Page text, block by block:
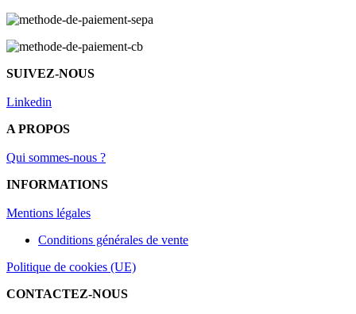
SUIVEZ-NOUS
Linkedin
A PROPOS
Qui sommes-nous ?
INFORMATIONS
Mentions légales
Conditions générales de vente
Politique de cookies (UE)
CONTACTEZ-NOUS